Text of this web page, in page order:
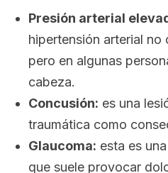
Presión arterial
hipertensión arterial no
pero en algunas
cabeza.
Concusión: es una
traumática como
Glaucoma: esta es
que suele provocar